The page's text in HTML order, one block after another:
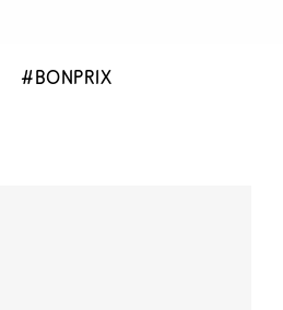
#BONPRIX